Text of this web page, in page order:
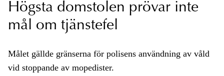
Högsta domstolen prövar inte
mål om tjänstefel
Målet gällde gränserna för polisens användning av våld
vid stoppande av mopedister.